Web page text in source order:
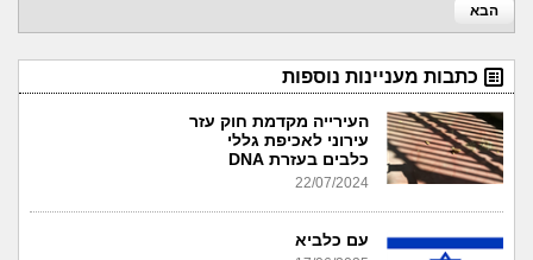
הבא
כתבות מעניינות נוספות
העירייה מקדמת חוק עזר
עירוני לאכיפת גללי
כלבים בעזרת DNA
22/07/2024
עם כלביא